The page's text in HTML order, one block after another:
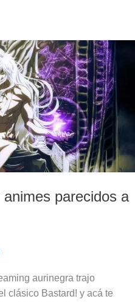
parecidos a
aurinegra trajo
clásico Bastard! y acá te